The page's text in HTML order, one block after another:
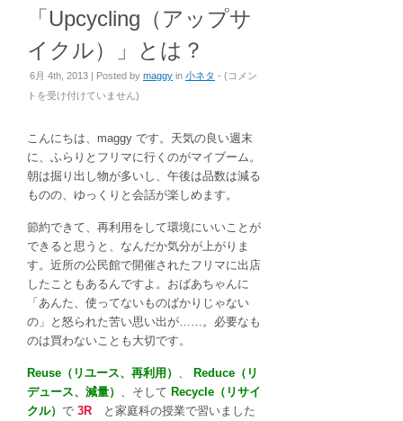
「Upcycling（アップサ
イクル）」とは？
6月 4th, 2013 | Posted by maggy in 小ネタ - (リ
ク
行
く
「Upcycling（ア
ッ
プ
サ
ル）」
と
は？
コメン
トを受け付けていません)
こんにちは、maggy です。天気の良い週末
に、ふらりとフリマに行くのがマイブーム。
朝は掘り出し物が多いし、午後は品数は減る
ものの、ゆっくりと会話が楽しめます。
節約できて、再利用をして環境にいいことが
できると思うと、なんだか気分が上がりま
す。近所の公民館で開催されたフリマに出店
したこともあるんですよ。おばあちゃんに
「あんた、使ってないものばかりじゃない
の」と怒られた苦い思い出が……。必要なも
のは買わないことも大切です。
Reuse（リユース、再利用）
Reduce（リ
デュース、減量）
、そして Recycle（リサイ
クル） で 3R と家庭科の授業で習いました